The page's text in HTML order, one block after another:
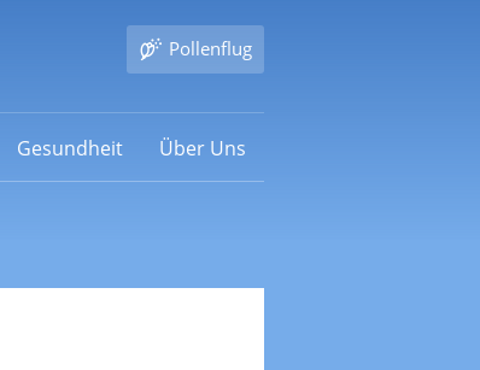
Pollenflug
Gesundheit Über Uns